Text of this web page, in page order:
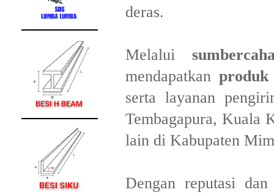
deras.
Melalui
mendapatkan
serta layanan
Tembagapura, Kuala
lain di Kabupaten
Dengan reputasi